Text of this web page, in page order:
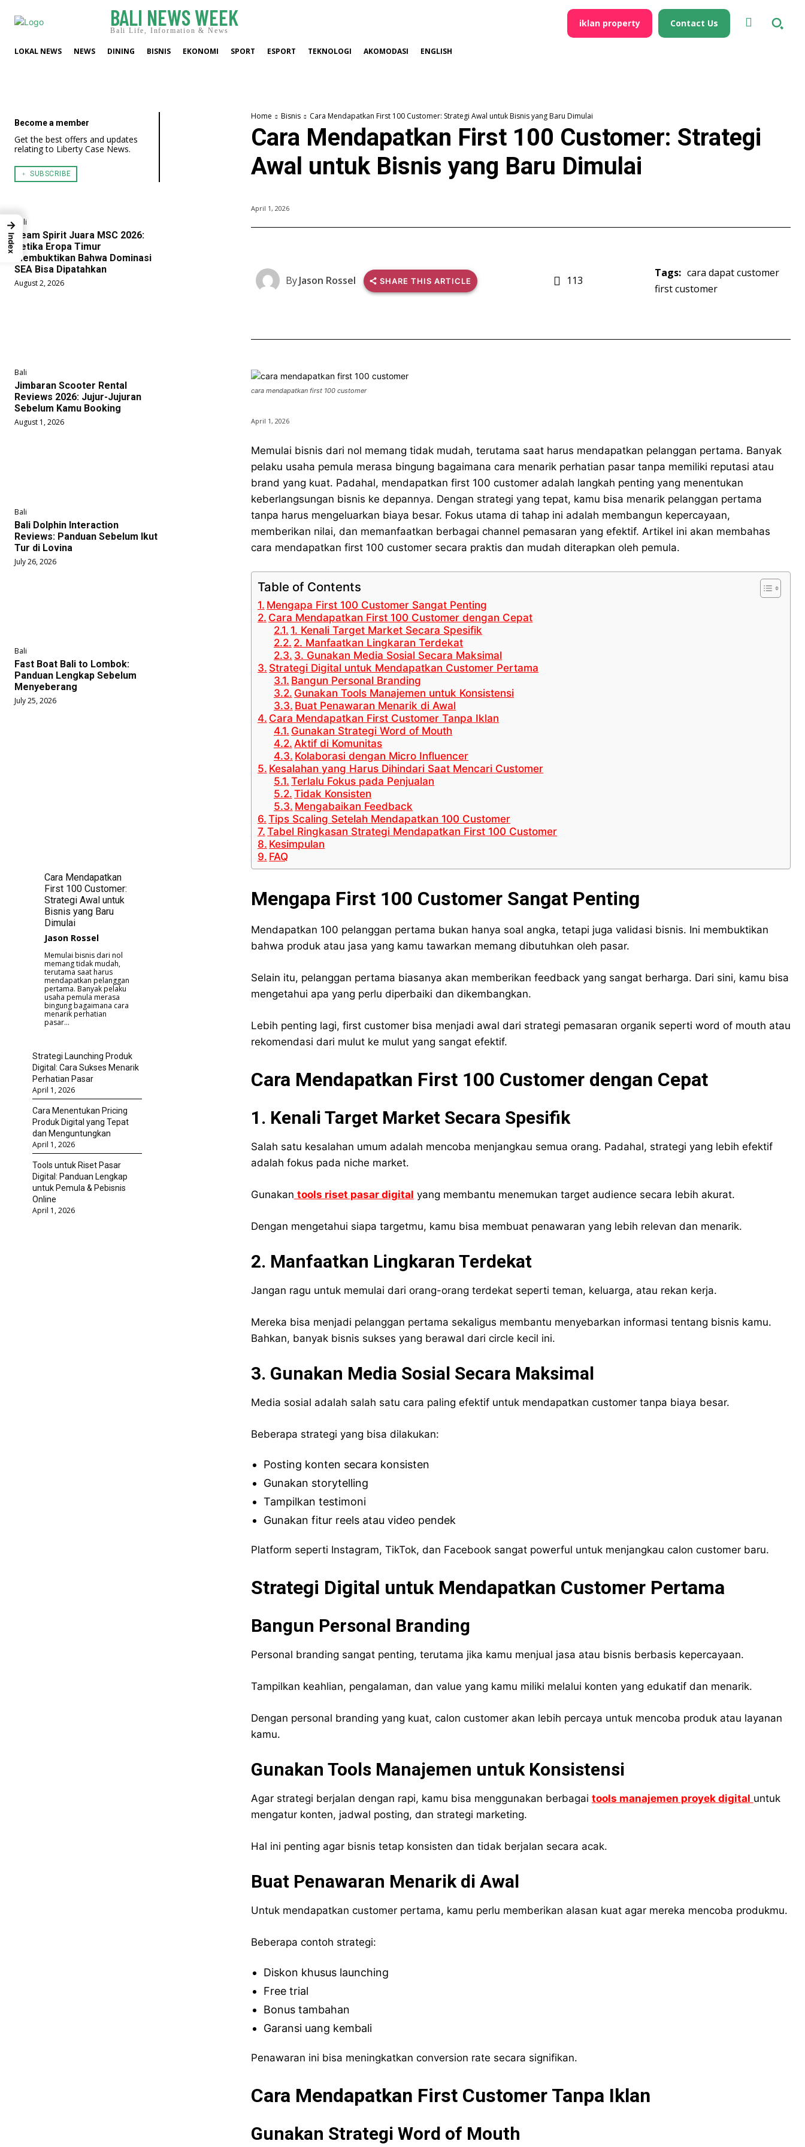
BALI NEWS WEEK
Bali Life, Information & News
iklan property Contact Us
LOKAL NEWS NEWS DINING BISNIS EKONOMI SPORT ESPORT TEKNOLOGI AKOMODASI ENGLISH
Become a member
Get the best offers and updates
relating to Liberty Case News.
﹢ SUBSCRIBE
Bali
Team Spirit Juara MSC 2026:
Ketika Eropa Timur
Membuktikan Bahwa Dominasi
SEA Bisa Dipatahkan
August 2, 2026
Bali
Jimbaran Scooter Rental
Reviews 2026: Jujur-Jujuran
Sebelum Kamu Booking
August 1, 2026
Bali
Bali Dolphin Interaction
Reviews: Panduan Sebelum Ikut
Tur di Lovina
July 26, 2026
Bali
Fast Boat Bali to Lombok:
Panduan Lengkap Sebelum
Menyeberang
July 25, 2026
Cara Mendapatkan
First 100 Customer:
Strategi Awal untuk
Bisnis yang Baru
Dimulai
Jason Rossel
Memulai bisnis dari nol
memang tidak mudah,
terutama saat harus
mendapatkan pelanggan
pertama. Banyak pelaku
usaha pemula merasa
bingung bagaimana cara
menarik perhatian
pasar...
Strategi Launching Produk
Digital: Cara Sukses Menarik
Perhatian Pasar
April 1, 2026
Cara Menentukan Pricing
Produk Digital yang Tepat
dan Menguntungkan
April 1, 2026
Tools untuk Riset Pasar
Digital: Panduan Lengkap
untuk Pemula & Pebisnis
Online
April 1, 2026
Home Bisnis Cara Mendapatkan First 100 Customer: Strategi Awal untuk Bisnis yang Baru Dimulai
Cara Mendapatkan First 100 Customer: Strategi
Awal untuk Bisnis yang Baru Dimulai
April 1, 2026
ByJason Rossel SHARE THIS ARTICLE 113
Tags: cara dapat customer
first customer
cara mendapatkan first 100 customer
April 1, 2026
Memulai bisnis dari nol memang tidak mudah, terutama saat harus mendapatkan pelanggan pertama. Banyak
pelaku usaha pemula merasa bingung bagaimana cara menarik perhatian pasar tanpa memiliki reputasi atau
brand yang kuat. Padahal, mendapatkan first 100 customer adalah langkah penting yang menentukan
keberlangsungan bisnis ke depannya. Dengan strategi yang tepat, kamu bisa menarik pelanggan pertama
tanpa harus mengeluarkan biaya besar. Fokus utama di tahap ini adalah membangun kepercayaan,
memberikan nilai, dan memanfaatkan berbagai channel pemasaran yang efektif. Artikel ini akan membahas
cara mendapatkan first 100 customer secara praktis dan mudah diterapkan oleh pemula.
Table of Contents
Mengapa First 100 Customer Sangat Penting
Cara Mendapatkan First 100 Customer dengan Cepat
1. Kenali Target Market Secara Spesifik
2. Manfaatkan Lingkaran Terdekat
3. Gunakan Media Sosial Secara Maksimal
Strategi Digital untuk Mendapatkan Customer Pertama
Bangun Personal Branding
Gunakan Tools Manajemen untuk Konsistensi
Buat Penawaran Menarik di Awal
Cara Mendapatkan First Customer Tanpa Iklan
Gunakan Strategi Word of Mouth
Aktif di Komunitas
Kolaborasi dengan Micro Influencer
Kesalahan yang Harus Dihindari Saat Mencari Customer
Terlalu Fokus pada Penjualan
Tidak Konsisten
Mengabaikan Feedback
Tips Scaling Setelah Mendapatkan 100 Customer
Tabel Ringkasan Strategi Mendapatkan First 100 Customer
Kesimpulan
FAQ
Mengapa First 100 Customer Sangat Penting
Mendapatkan 100 pelanggan pertama bukan hanya soal angka, tetapi juga validasi bisnis. Ini membuktikan
bahwa produk atau jasa yang kamu tawarkan memang dibutuhkan oleh pasar.
Selain itu, pelanggan pertama biasanya akan memberikan feedback yang sangat berharga. Dari sini, kamu bisa
mengetahui apa yang perlu diperbaiki dan dikembangkan.
Lebih penting lagi, first customer bisa menjadi awal dari strategi pemasaran organik seperti word of mouth atau
rekomendasi dari mulut ke mulut yang sangat efektif.
Cara Mendapatkan First 100 Customer dengan Cepat
1. Kenali Target Market Secara Spesifik
Salah satu kesalahan umum adalah mencoba menjangkau semua orang. Padahal, strategi yang lebih efektif
adalah fokus pada niche market.
Gunakan tools riset pasar digital yang membantu menemukan target audience secara lebih akurat.
Dengan mengetahui siapa targetmu, kamu bisa membuat penawaran yang lebih relevan dan menarik.
2. Manfaatkan Lingkaran Terdekat
Jangan ragu untuk memulai dari orang-orang terdekat seperti teman, keluarga, atau rekan kerja.
Mereka bisa menjadi pelanggan pertama sekaligus membantu menyebarkan informasi tentang bisnis kamu.
Bahkan, banyak bisnis sukses yang berawal dari circle kecil ini.
3. Gunakan Media Sosial Secara Maksimal
Media sosial adalah salah satu cara paling efektif untuk mendapatkan customer tanpa biaya besar.
Beberapa strategi yang bisa dilakukan:
Posting konten secara konsisten
Gunakan storytelling
Tampilkan testimoni
Gunakan fitur reels atau video pendek
Platform seperti Instagram, TikTok, dan Facebook sangat powerful untuk menjangkau calon customer baru.
Strategi Digital untuk Mendapatkan Customer Pertama
Bangun Personal Branding
Personal branding sangat penting, terutama jika kamu menjual jasa atau bisnis berbasis kepercayaan.
Tampilkan keahlian, pengalaman, dan value yang kamu miliki melalui konten yang edukatif dan menarik.
Dengan personal branding yang kuat, calon customer akan lebih percaya untuk mencoba produk atau layanan
kamu.
Gunakan Tools Manajemen untuk Konsistensi
Agar strategi berjalan dengan rapi, kamu bisa menggunakan berbagai tools manajemen proyek digital untuk
mengatur konten, jadwal posting, dan strategi marketing.
Hal ini penting agar bisnis tetap konsisten dan tidak berjalan secara acak.
Buat Penawaran Menarik di Awal
Untuk mendapatkan customer pertama, kamu perlu memberikan alasan kuat agar mereka mencoba produkmu.
Beberapa contoh strategi:
Diskon khusus launching
Free trial
Bonus tambahan
Garansi uang kembali
Penawaran ini bisa meningkatkan conversion rate secara signifikan.
Cara Mendapatkan First Customer Tanpa Iklan
Gunakan Strategi Word of Mouth
→
Index